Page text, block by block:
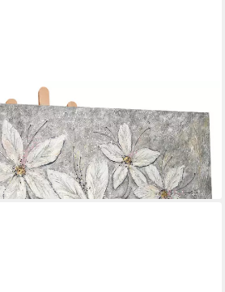
Blumen, Weiße Blumen Leinwand Bild
bei dir